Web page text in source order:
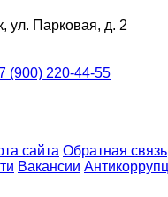
ул. Парковая, д. 2
(900) 220-44-55
сайта Обратная связь
Вакансии